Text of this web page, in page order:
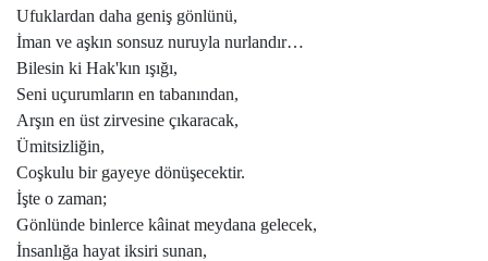
Ufuklardan daha geniş gönlünü,
İman ve aşkın sonsuz nuruyla nurlandır…
Bilesin ki Hak'kın ışığı,
Seni uçurumların en tabanından,
Arşın en üst zirvesine çıkaracak,
Ümitsizliğin,
Coşkulu bir gayeye dönüşecektir.
İşte o zaman;
Gönlünde binlerce kâinat meydana gelecek,
İnsanlığa hayat iksiri sunan,